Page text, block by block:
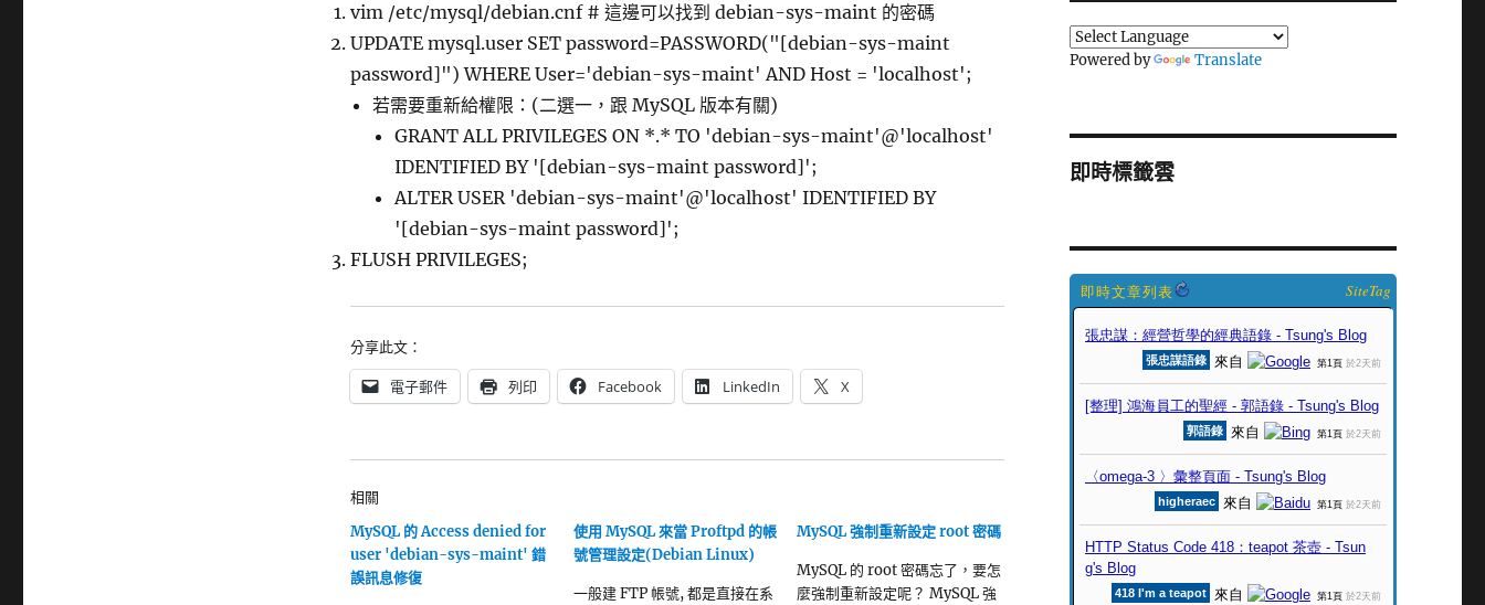
vim /etc/mysql/debian.cnf # 這邊可以找到 debian-sys-maint 的密碼
UPDATE mysql.user SET password=PASSWORD("[debian-sys-maint
password]") WHERE User='debian-sys-maint' AND Host = 'localhost';
若需要重新給權限：(二選一，跟 MySQL 版本有關)
GRANT ALL PRIVILEGES ON *.* TO 'debian-sys-maint'@'localhost'
IDENTIFIED BY '[debian-sys-maint password]';
ALTER USER 'debian-sys-maint'@'localhost' IDENTIFIED BY
'[debian-sys-maint password]';
FLUSH PRIVILEGES;
分享此文：
電子郵件 列印 Facebook LinkedIn X
相關
MySQL 的 Access denied for
user 'debian-sys-maint' 錯
誤訊息修復
使用 MySQL 來當 Proftpd 的帳
號管理設定(Debian Linux)
一般建 FTP 帳號, 都是直接在系
MySQL 強制重新設定 root 密碼
MySQL 的 root 密碼忘了，要怎
麼強制重新設定呢？ MySQL 強
Powered by Translate
即時標籤雲
SiteTag